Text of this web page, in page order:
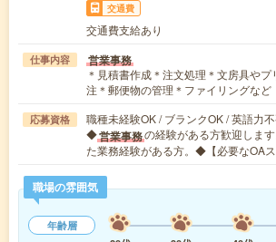
交通費
交通費支給あり
仕事内容 営業事務
＊見積書作成＊注文処理＊文房具や
注＊郵便物の管理＊ファイリングな
応募資格
職種未経験OK / ブランクOK / 英語力
◆営業事務の経験がある方歓迎しま
た業務経験がある方。◆【必要なOA
職場の雰囲気
年齢層